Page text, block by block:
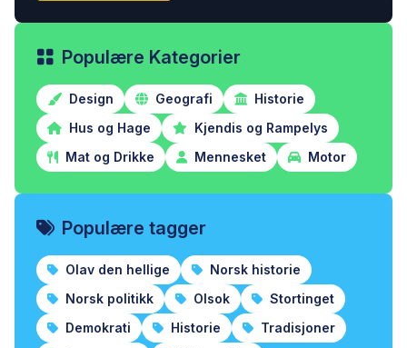
Populære Kategorier
Design Geografi
Historie
Hus og Hage
Kjendis og Rampelys
Mat og Drikke
Mennesket Motor
Populære tagger
Olav den hellige
Norsk historie
Norsk politikk
Olsok
Stortinget
Demokrati
Historie
Tradisjoner